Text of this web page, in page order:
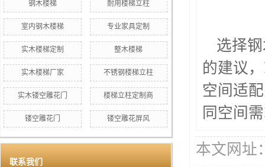
钢木楼梯 耐用楼梯立柱
室内钢木楼梯 专业家具定制
实木楼梯定制 整木楼梯
实木楼梯厂家 不锈钢楼梯立柱
实木镂空雕花门 楼梯立柱定制商
镂空雕花门 镂空雕花屏风
联系我们
选择
的建议
空间适
同空间
本文网址